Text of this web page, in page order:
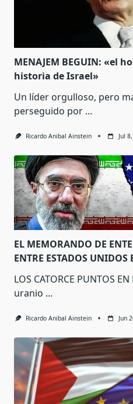
MENAJEM BEGUIN: «el
historia de Israel»
Un líder orgulloso, pero
perseguido por ...
Ricardo Anibal Ainstein Jul
EL MEMORANDO DE
ENTRE ESTADOS UNIDOS
LOS CATORCE PUNTOS
uranio ...
Ricardo Anibal Ainstein Jun